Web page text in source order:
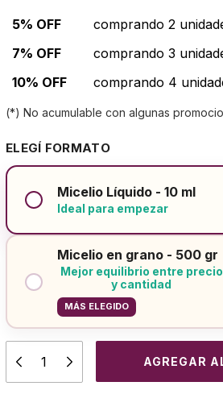
5% OFF
comprando 2
7% OFF
comprando 3
10% OFF
comprando 4
(*) No acumulable con algunas
ELEGÍ FORMATO
Micelio Líquido - 10 ml
Ideal para empezar
Micelio en grano - 500 gr
Mejor equilibrio entre precio
y cantidad
MÁS ELEGIDO